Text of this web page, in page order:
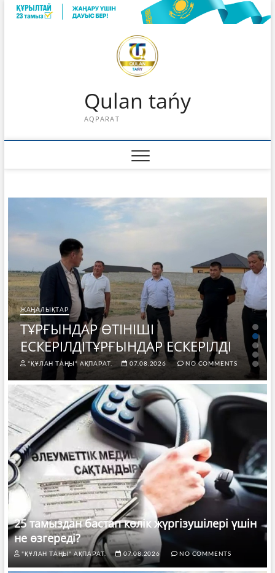
Skip
Qulan tańy
AQPARAT
ЖАҢАЛЫҚТАР
ТҰРҒЫНДАР ӨТІНІШІ
ЕСКЕРІЛДІТҰРҒЫНДАР ЕСКЕРІЛДІ
"ҚҰЛАН ТАҢЫ" АҚПАРАТ. 07.08.2026 NO COMMENTS
25 тамыздан бастап көлік жүргізушілері үшін
не өзгереді?
"ҚҰЛАН ТАҢЫ" АҚПАРАТ. 07.08.2026 NO COMMENTS